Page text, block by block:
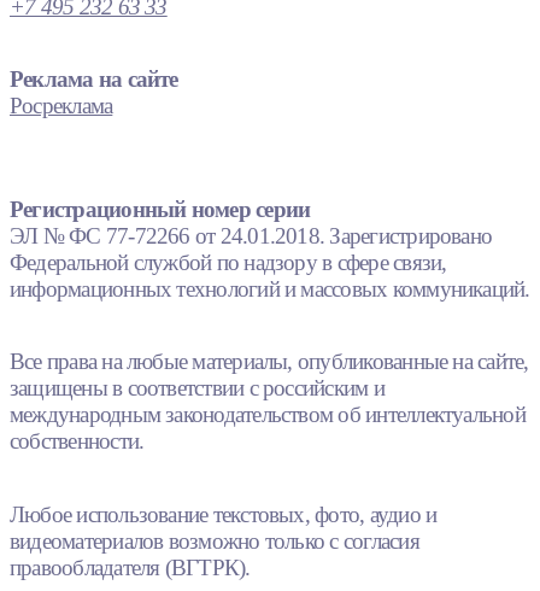
+7 495 232 63 33
Реклама на сайте
Росреклама
Регистрационный номер серии
ЭЛ № ФС 77-72266 от 24.01.2018. Зарегистрировано
Федеральной службой по надзору в сфере связи,
информационных технологий и массовых коммуникаций.
Все права на любые материалы, опубликованные на сайте,
защищены в соответствии с российским и
международным законодательством об интеллектуальной
собственности.
Любое использование текстовых, фото, аудио и
видеоматериалов возможно только с согласия
правообладателя (ВГТРК).